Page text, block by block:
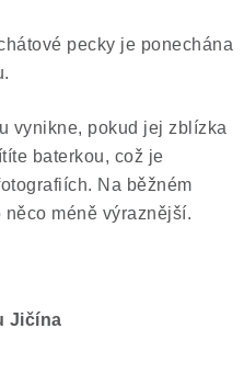
pecky je ponechána
vynikne, pokud jej zblízka
baterkou, což je
Na běžném
méně výraznější.
Jičína